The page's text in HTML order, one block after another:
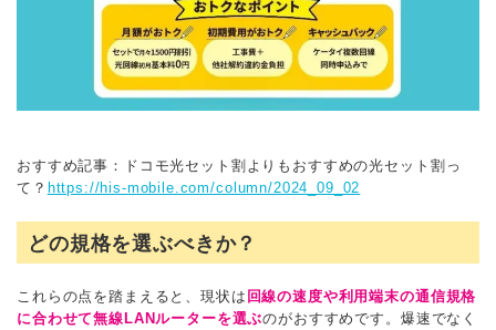
おすすめ記事：ドコモ光セット割よりもおすすめの光セット割っ
て？ https://his-mobile.com/column/2024_09_02
どの規格を選ぶべきか？
これらの点を踏まえると、現状は 回線の速度や利用端末の通信規格
に合わせて無線LANルーターを選ぶのがおすすめです。爆速でなく